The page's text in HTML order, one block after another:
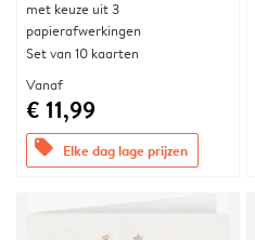
met keuze uit 3
papierafwerkingen
Set van 10 kaarten
Vanaf
€ 11,99
offers Elke dag lage prijzen